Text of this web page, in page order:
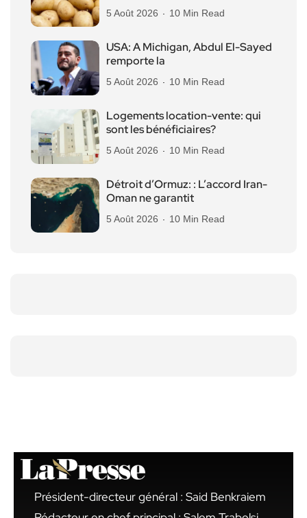
5 Août 2026 10 Min Read
USA: A Michigan, Abdul El-Sayed
remporte la
5 Août 2026 10 Min Read
Logements location-vente: qui
sont les bénéficiaires?
5 Août 2026 10 Min Read
Détroit d’Ormuz: : L’accord Iran-
Oman ne garantit
5 Août 2026 10 Min Read
Président-directeur général : Said Benkraiem